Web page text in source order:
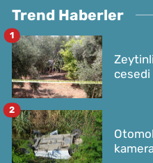
Trend Haberler
cesedi
1
2